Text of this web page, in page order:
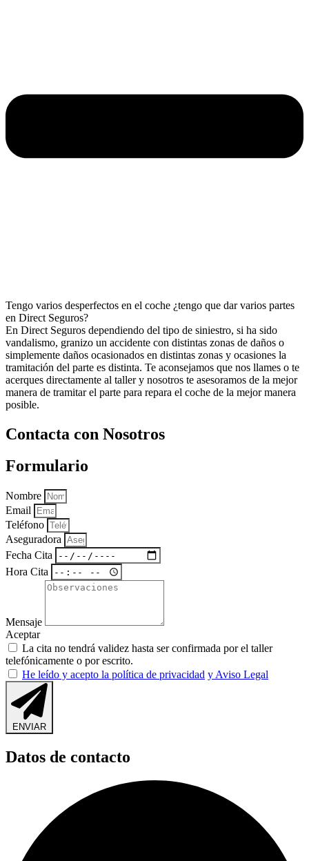
Tengo varios desperfectos en el coche ¿tengo que dar varios partes
en Direct Seguros?
En Direct Seguros dependiendo del tipo de siniestro, si ha sido
vandalismo, granizo un accidente con distintas zonas de daños o
simplemente daños ocasionados en distintas zonas y ocasiones la
tramitación del parte es distinta. Te aconsejamos que nos llames o te
acerques directamente al taller y nosotros te asesoramos de la mejor
manera de tramitar el parte para repara el coche de la mejor manera
posible.
Contacta con Nosotros
Formulario
Nombre
Email
Teléfono
Aseguradora
Fecha Cita
Hora Cita
Mensaje
Aceptar
La cita no tendrá validez hasta ser confirmada por el taller
telefónicamente o por escrito.
He leído y acepto la política de privacidad y Aviso Legal
ENVIAR
Datos de contacto